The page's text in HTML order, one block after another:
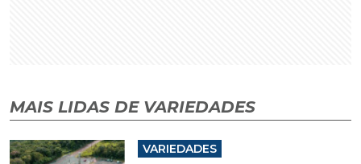
MAIS LIDAS DE VARIEDADES
VARIEDADES